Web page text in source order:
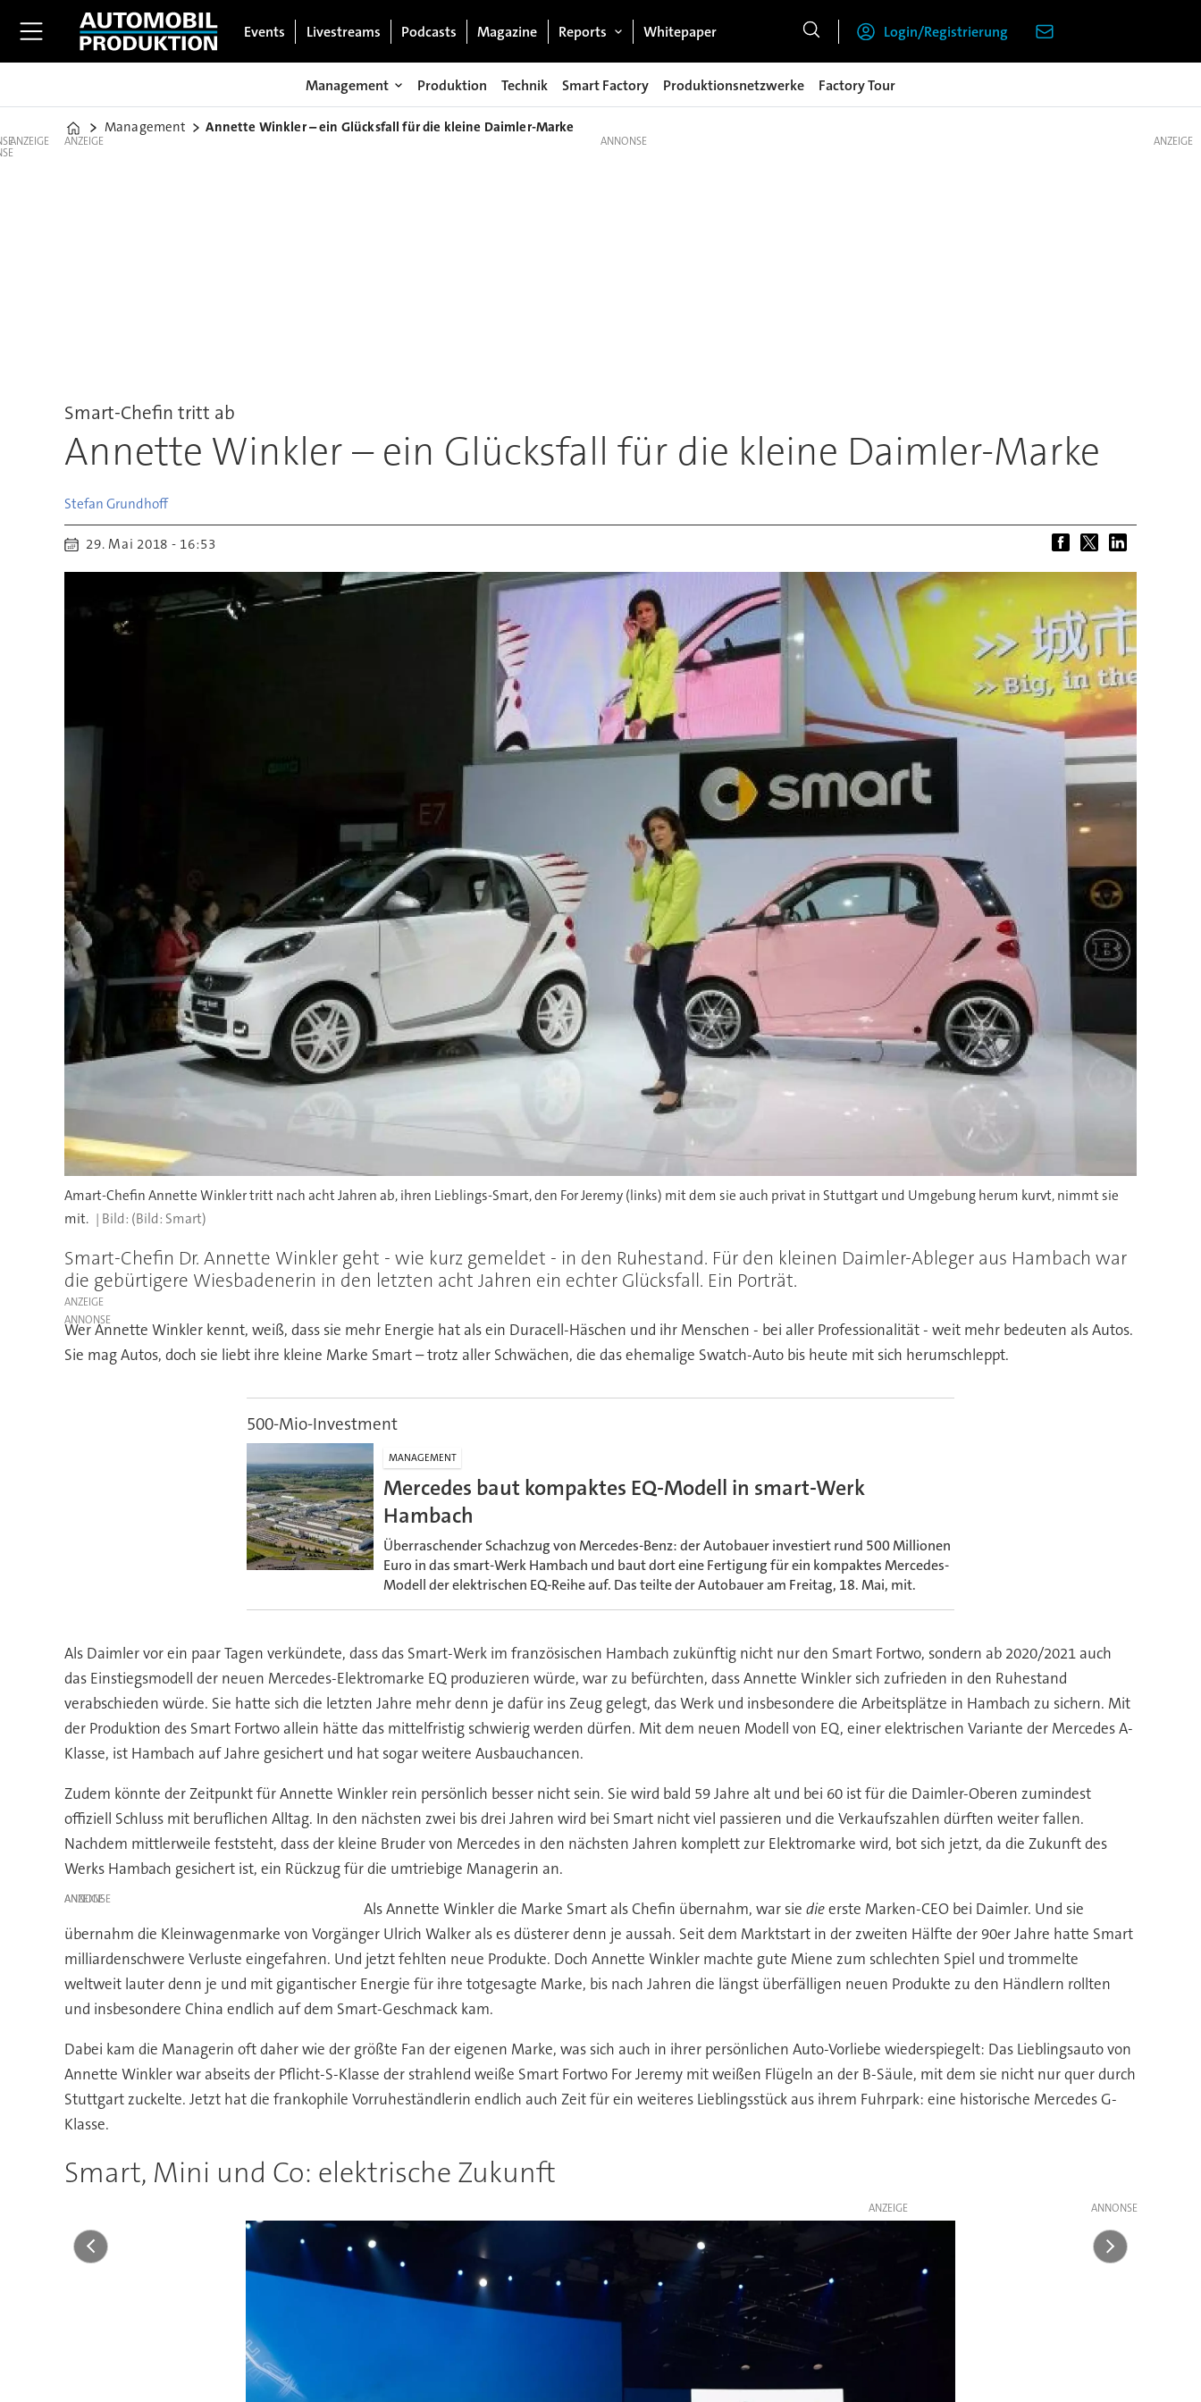
Events Livestreams Podcasts Magazine Reports Whitepaper Login/Registrierung
Management Produktion Technik Smart Factory Produktionsnetzwerke Factory Tour
Home
Management Annette Winkler – ein Glücksfall für die kleine Daimler-Marke
ANZEIGE ANZEIGE
Smart-Chefin tritt ab
Annette Winkler – ein Glücksfall für die kleine Daimler-Marke
Stefan Grundhoff
29. Mai 2018 - 16:53
Amart-Chefin Annette Winkler tritt nach acht Jahren ab, ihren Lieblings-Smart, den For Jeremy (links) mit dem sie auch privat in Stuttgart und Umgebung herum kurvt, nimmt sie
mit.
(Bild: Smart)
Smart-Chefin Dr. Annette Winkler geht - wie kurz gemeldet - in den Ruhestand. Für den kleinen Daimler-Ableger aus Hambach war
die gebürtigere Wiesbadenerin in den letzten acht Jahren ein echter Glücksfall. Ein Porträt.
ANZEIGE
Wer Annette Winkler kennt, weiß, dass sie mehr Energie hat als ein Duracell-Häschen und ihr Menschen - bei aller Professionalität - weit mehr bedeuten als Autos.
Sie mag Autos, doch sie liebt ihre kleine Marke Smart – trotz aller Schwächen, die das ehemalige Swatch-Auto bis heute mit sich herumschleppt.
500-Mio-Investment
MANAGEMENT
Mercedes baut kompaktes EQ-Modell in smart-Werk
Hambach
Überraschender Schachzug von Mercedes-Benz: der Autobauer investiert rund 500 Millionen
Euro in das smart-Werk Hambach und baut dort eine Fertigung für ein kompaktes Mercedes-
Modell der elektrischen EQ-Reihe auf. Das teilte der Autobauer am Freitag, 18. Mai, mit.
Als Daimler vor ein paar Tagen verkündete, dass das Smart-Werk im französischen Hambach zukünftig nicht nur den Smart Fortwo, sondern ab 2020/2021 auch
das Einstiegsmodell der neuen Mercedes-Elektromarke EQ produzieren würde, war zu befürchten, dass Annette Winkler sich zufrieden in den Ruhestand
verabschieden würde. Sie hatte sich die letzten Jahre mehr denn je dafür ins Zeug gelegt, das Werk und insbesondere die Arbeitsplätze in Hambach zu sichern. Mit
der Produktion des Smart Fortwo allein hätte das mittelfristig schwierig werden dürfen. Mit dem neuen Modell von EQ, einer elektrischen Variante der Mercedes A-
Klasse, ist Hambach auf Jahre gesichert und hat sogar weitere Ausbauchancen.
Zudem könnte der Zeitpunkt für Annette Winkler rein persönlich besser nicht sein. Sie wird bald 59 Jahre alt und bei 60 ist für die Daimler-Oberen zumindest
offiziell Schluss mit beruflichen Alltag. In den nächsten zwei bis drei Jahren wird bei Smart nicht viel passieren und die Verkaufszahlen dürften weiter fallen.
Nachdem mittlerweile feststeht, dass der kleine Bruder von Mercedes in den nächsten Jahren komplett zur Elektromarke wird, bot sich jetzt, da die Zukunft des
Werks Hambach gesichert ist, ein Rückzug für die umtriebige Managerin an.
ANZEIGE Als Annette Winkler die Marke Smart als Chefin übernahm, war siedieerste Marken-CEO bei Daimler. Und sie
übernahm die Kleinwagenmarke von Vorgänger Ulrich Walker als es düsterer denn je aussah. Seit dem Marktstart in der zweiten Hälfte der 90er Jahre hatte Smart
milliardenschwere Verluste eingefahren. Und jetzt fehlten neue Produkte. Doch Annette Winkler machte gute Miene zum schlechten Spiel und trommelte
weltweit lauter denn je und mit gigantischer Energie für ihre totgesagte Marke, bis nach Jahren die längst überfälligen neuen Produkte zu den Händlern rollten
und insbesondere China endlich auf dem Smart-Geschmack kam.
Dabei kam die Managerin oft daher wie der größte Fan der eigenen Marke, was sich auch in ihrer persönlichen Auto-Vorliebe wiederspiegelt: Das Lieblingsauto von
Annette Winkler war abseits der Pflicht-S-Klasse der strahlend weiße Smart Fortwo For Jeremy mit weißen Flügeln an der B-Säule, mit dem sie nicht nur quer durch
Stuttgart zuckelte. Jetzt hat die frankophile Vorruheständlerin endlich auch Zeit für ein weiteres Lieblingsstück aus ihrem Fuhrpark: eine historische Mercedes G-
Klasse.
Smart, Mini und Co: elektrische Zukunft
ANZEIGE
ANZEIGE